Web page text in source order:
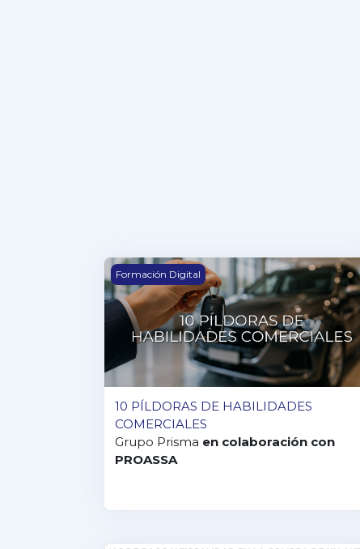
10 PÍLDORAS DE HABILIDADES
Formación Digital
10 PÍLDORAS DE HABILIDADES
COMERCIALES
Grupo Prisma en colaboración con
PROASSA